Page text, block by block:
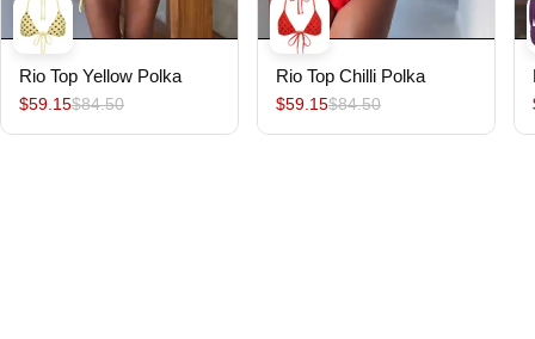
Rio Top Yellow Polka
$59.15$84.50
Rio Top Chilli Polka
$59.15$84.50